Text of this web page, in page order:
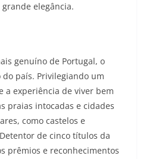
elegância.
genuíno de Portugal, o
país. Privilegiando um
a experiência de viver bem
praias intocadas e cidades
como castelos e
de cinco títulos da
prêmios e reconhecimentos